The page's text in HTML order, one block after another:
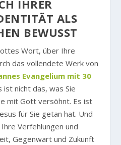
IHRER
ALS
BEWUSST
Wort, über Ihre
das vollendete Werk von
Evangelium mit 30
ist nicht das, was Sie
mit Gott versöhnt. Es ist
für Sie getan hat. Und
Verfehlungen und
Gegenwart und Zukunft